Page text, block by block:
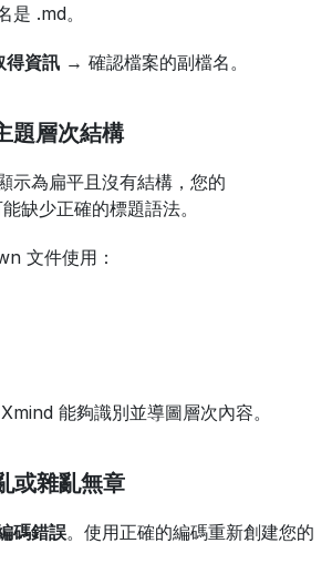
是 .md。
得資訊 → 確認檔案的副檔名。
題層次結構
示為扁平且沒有結構，您的
缺少正確的標題語法。
文件使用：
能夠識別並導圖層次內容。
或雜亂無章
碼錯誤。使用正確的編碼重新創建您的